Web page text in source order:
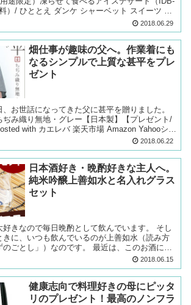
）/ ひととえ ダンケ シャーベット スイーツ セ
2018.06.29
畑仕事が趣味の父へ。作業着にも
なるシンプルで上質な甚平をプレ
ゼント
お世話になってきた父に甚平を贈りました。
ぢみ織り無地・グレー【日本製】【プレゼント/
with カエレバ 楽天市場 Amazon Yahooショ
2018.06.22
日本酒好き・晩酌好きな主人へ。
純米吟醸上善如水と名入れグラス
セット
好きなので毎日晩酌として飲んでいます。 そし
きに、いつも飲んでいるのが上善如水（読み方
のごとし」）なのです。 最近は、このお酒には
でもこれを飲んでいます。 そしてこのお...2018.06.15
健康志向で料理好きの母にピッタ
リのプレゼント！最高のノンフラ